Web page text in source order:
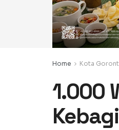
Home Kota
1.000